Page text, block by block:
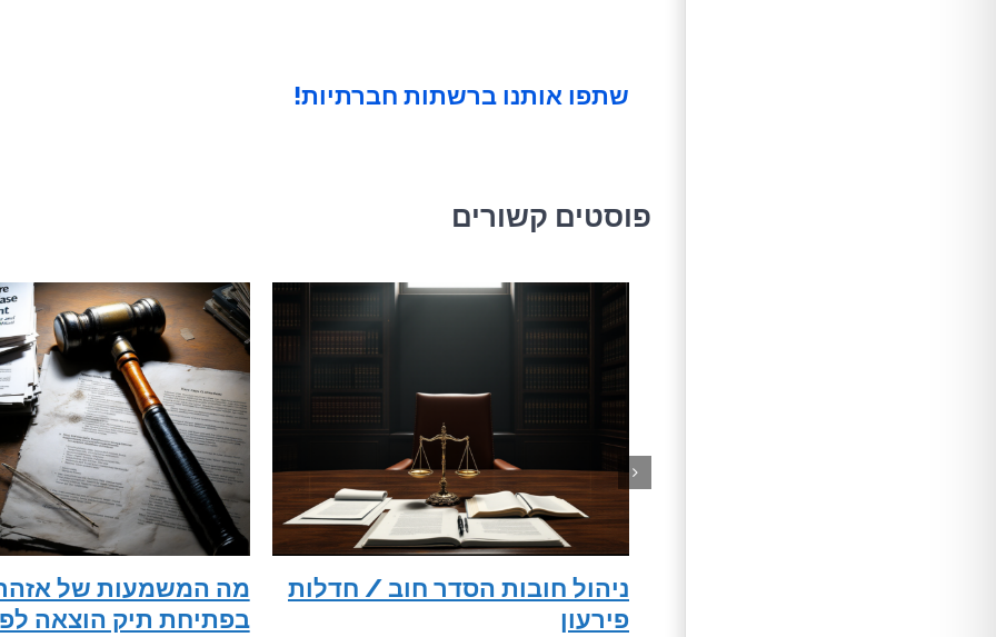
שתפו אותנו ברשתות חברתיות!
פוסטים קשורים
ניהול חובות הסדר חוב / חדלות
פירעון
מה המשמעות של
בפתיחת תיק הוצאה